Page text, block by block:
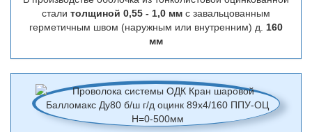
стали толщиной 0,55 - 1,0 мм с завальцованным
герметичным швом (наружным или внутренним) д. 160
мм